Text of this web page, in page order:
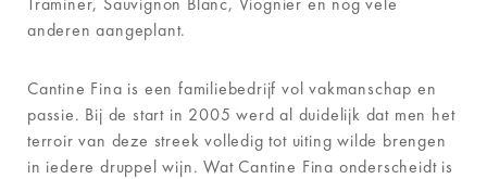
anderen aangeplant.
Cantine Fina is een familiebedrijf vol vakmanschap en
passie. Bij de start in 2005 werd al duidelijk dat men het
terroir van deze streek volledig tot uiting wilde brengen
in iedere druppel wijn. Wat Cantine Fina onderscheidt is